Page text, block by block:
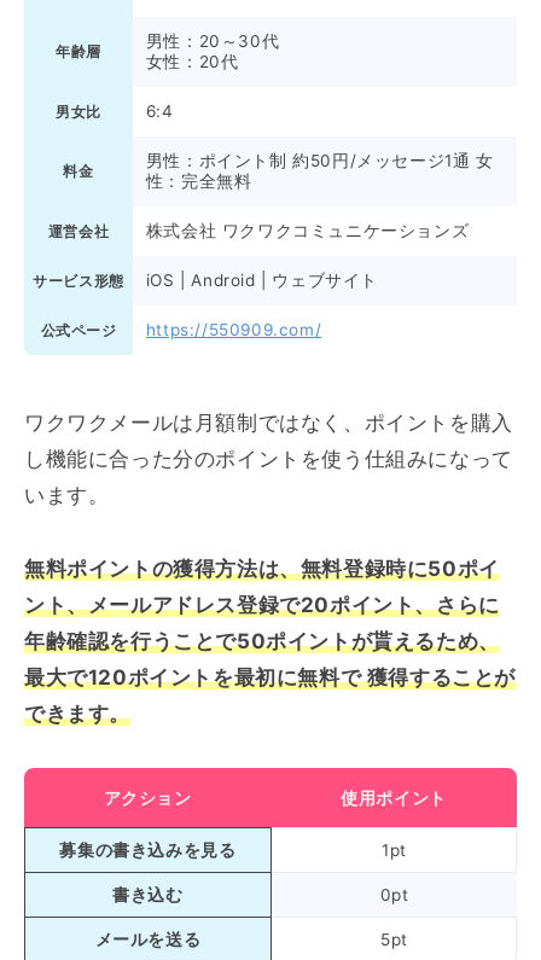
年齢層
男性：20～30代
女性：20代
男女比 6:4
料金
男性：ポイント制 約50円/メッセージ1通 女
性：完全無料
運営会社 株式会社 ワクワクコミュニケーションズ
サービス形態 iOS | Android | ウェブサイト
公式ページ https://550909.com/
ワクワクメールは月額制ではなく、ポイントを購入
し機能に合った分のポイントを使う仕組みになって
います。
無料ポイントの獲得方法は、無料登録時に50ポイ
ント、メールアドレス登録で20ポイント、さらに
年齢確認を行うことで50ポイントが貰えるため、
最大で120ポイントを最初に無料で 獲得することが
できます。
アクション 使用ポイント
募集の書き込みを見る 1pt
書き込む 0pt
メールを送る 5pt